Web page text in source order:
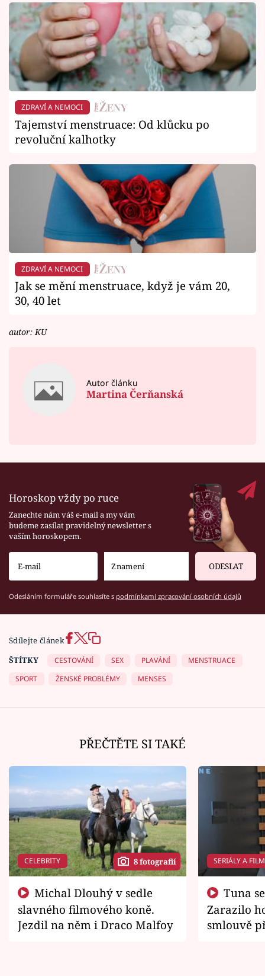
ZDRAVÍ A NEMOCI
Tajemství menstruace: Od klůcku po
revoluční kalhotky
ZDRAVÍ A NEMOCI
Jak se mění menstruace, když je vám 20,
30, 40 let
autor: KU
Autor článku
Martina Čerňanská
Horoskop vždy po ruce
Zanechte nám váš e-mail a my vám
budeme zasílat pravidelný newsletter s
vaším horoskopem.
ODESLAT
Odesláním formuláře souhlasíte s podmínkami zpracování osobních údajů
Sdílejte článek
ŠTÍTKY
CESTOVÁNÍ SEX PLAVÁNÍ
MENSTRUACE
SPORT
ŽENSKÉ PROBLÉMY MENSES
PŘEČTĚTE SI TAKÉ
CELEBRITY 8 fotografií
slavného filmového koně.
Jezdil na něm i Draco Malfoy
SERIÁLY A
Zarazilo
smlouvě